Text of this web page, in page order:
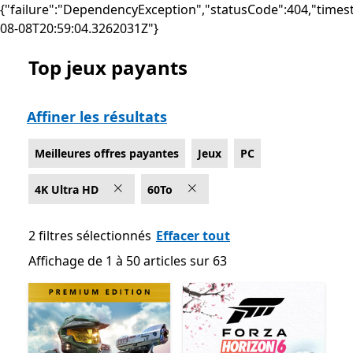
08-08T20:59:04.3262031Z"}
Liste Microsoft.com
Top jeux payants
Affiner les résultats
Meilleures offres payantes Jeux PC
4K Ultra HD 60To
2 filtres sélectionnés Effacer tout
Affichage de 1 à 50 articles sur 63
Affichage de 1 à 50 articles sur 63